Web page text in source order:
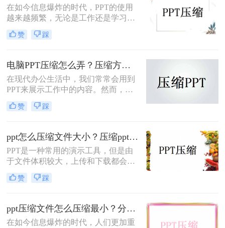
PPT压缩方法，帮助您轻松将文件大
小压缩到最小。
在如今信息爆炸的时代，PPT的使用
越来越频繁，无论是工作还是学习
中，我们都离不开这个展示工具。然
而，众所周知的是，PPT文件通常会
和移动设备带来了很大的负担。那
么，ppt压缩文件怎么压缩最小呢？本
文将为您揭秘压缩PPT文件的技巧，
让您的PPT文件变得更加轻盈。
赞 踩
电脑PPT压缩怎么弄？压缩方法过来看！
在现代办公生活中，我们常常会用到
PPT来展示工作中的内容。然而，随
着使用时间的增加，我们会发现PPT
文件会变得越来越大，占用了我们宝
么弄呢？为了解决这个问题，我们需
要学习一些压缩PPT的技巧。
赞 踩
ppt怎么压缩文件大小？压缩ppt的4个实用办法！
PPT是一种常用的演示工具，但是由
于文件体积较大，上传和下载都会耗
费较长时间。为了提高用户体验，减
少加载时间，我们需要学会ppt怎么压
缩PPT文件大小的方法。
赞 踩
ppt压缩文件怎么压缩最小？分享一个超实用的方法！
在如今信息爆炸的时代，人们更加重